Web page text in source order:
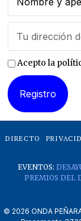
Acepto la
DIRECTO
EVENTOS:
PREMIOS DEL
© 2026 ONDA